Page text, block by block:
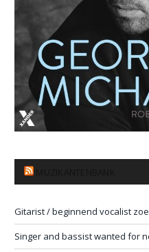
Gitarist / beginnend vocalist
Singer and bassist wanted for